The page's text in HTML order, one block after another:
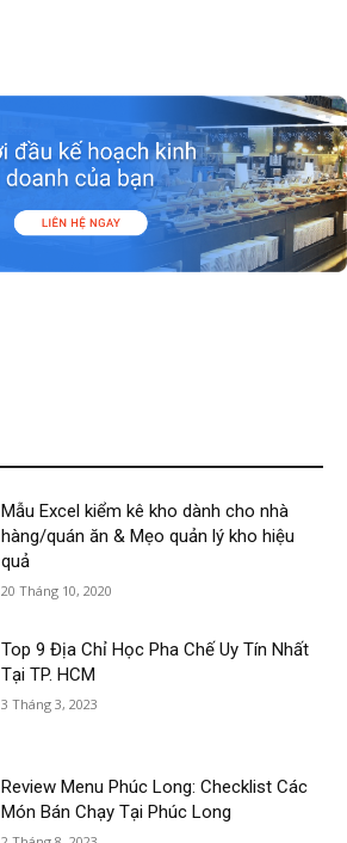
Mẫu Excel kiểm kê kho dành cho nhà
hàng/quán ăn & Mẹo quản lý kho hiệu
quả
20 Tháng 10, 2020
Top 9 Địa Chỉ Học Pha Chế Uy Tín Nhất
Tại TP. HCM
3 Tháng 3, 2023
Review Menu Phúc Long: Checklist Các
Món Bán Chạy Tại Phúc Long